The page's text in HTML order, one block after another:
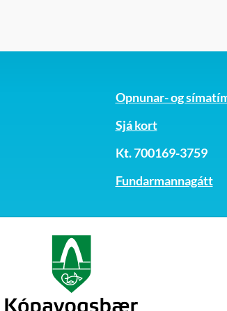
Opnunar- og
Sjá kort
Kt. 700169-3759
Fundarmannagátt